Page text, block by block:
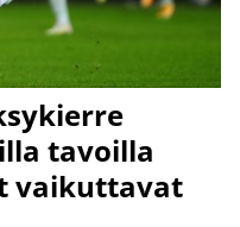
tavoilla
vaikuttavat